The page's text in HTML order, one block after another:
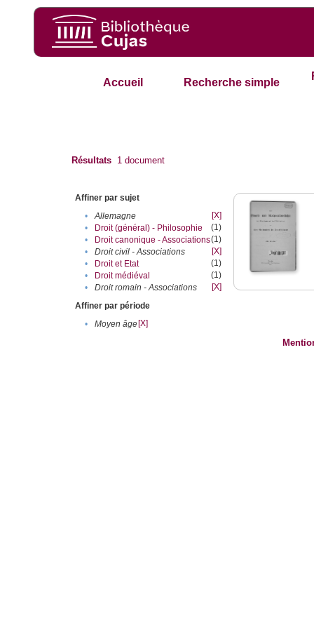
Accueil Recherche simple
Résultats 1 document
Affiner par sujet
•
Allemagne
[X]
•
Droit (général) - Philosophie
(1)
•
Droit canonique - Associations(1)
•
Droit civil - Associations
[X]
•
Droit et Etat
(1)
•
Droit médiéval
(1)
•
Droit romain - Associations
[X]
Affiner par période
•
Moyen âge[X]